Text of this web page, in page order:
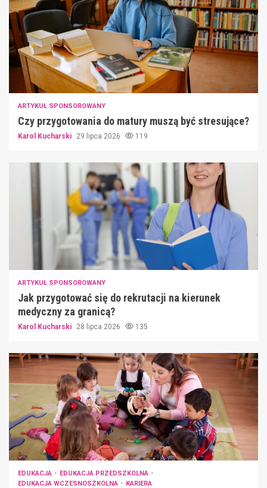
ARTYKUŁ SPONSOROWANY
Czy przygotowania do matury muszą być stresujące?
Karol Kucharski 29 lipca 2026 119
ARTYKUŁ SPONSOROWANY
Jak przygotować się do rekrutacji na kierunek
medyczny za granicą?
Karol Kucharski 28 lipca 2026 135
EDUKACJA
EDUKACJA PRZEDSZKOLNA
EDUKACJA WCZESNOSZKOLNA
KARIERA